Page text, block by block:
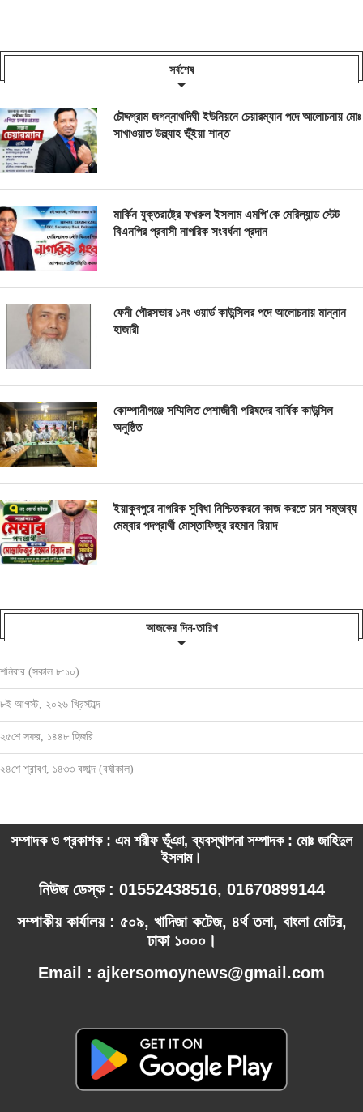
সর্বশেষ
চৌদ্দগ্রাম জগন্নাথদিঘী ইউনিয়নে চেয়ারম্যান পদে আলোচনায় মোঃ
সাখাওয়াত উল্ল্যাহ ভূঁইয়া শান্ত
মার্কিন যুক্তরাষ্ট্রে ফখরুল ইসলাম এমপি’কে মেরিল্যান্ড স্টেট
বিএনপির প্রবাসী নাগরিক সংবর্ধনা প্রদান
ফেনী পৌরসভার ১নং ওয়ার্ড কাউন্সিলর পদে আলোচনায় মান্নান
হাজারী
কোম্পানীগঞ্জে সম্মিলিত পেশাজীবী পরিষদের বার্ষিক কাউন্সিল
অনুষ্ঠিত
ইয়াকুবপুরে নাগরিক সুবিধা নিশ্চিতকরনে কাজ করতে চান সম্ভাব্য
মেম্বার পদপ্রার্থী মোস্তাফিজুর রহমান রিয়াদ
আজকের দিন-তারিখ
শনিবার (সকাল ৮:১০)
৮ই আগস্ট, ২০২৬ খ্রিস্টাব্দ
২৫শে সফর, ১৪৪৮ হিজরি
২৪শে শ্রাবণ, ১৪৩৩ বঙ্গাব্দ (বর্ষাকাল)
সম্পাদক ও প্রকাশক : এম শরীফ ভূঁঞা, ব্যবস্থাপনা সম্পাদক : মোঃ জাহিদুল
ইসলাম।
নিউজ ডেস্ক : 01552438516, 01670899144
সম্পাকীয় কার্যালয় : ৫০৯, খাদিজা কটেজ, ৪র্থ তলা, বাংলা মোটর,
ঢাকা ১০০০।
Email : ajkersomoynews@gmail.com